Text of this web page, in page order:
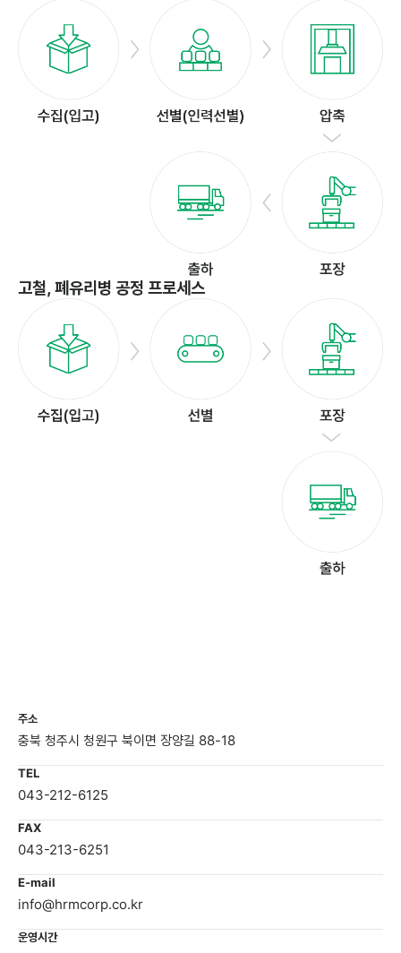
고철, 폐유리병 공정 프로세스
주소
충북 청주시 청원구 북이면 장양길 88-18
TEL
043-212-6125
FAX
043-213-6251
E-mail
info@hrmcorp.co.kr
운영시간